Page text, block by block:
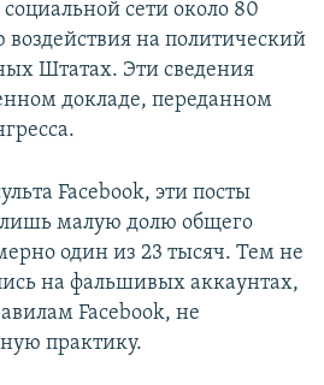
сети около 80
воздействия на политический
Штатах. Эти сведения
докладе, переданном
Facebook, эти посты
лишь малую долю общего
один из 23 тысяч. Тем не
на фальшивых аккаунтах,
Facebook, не
практику.